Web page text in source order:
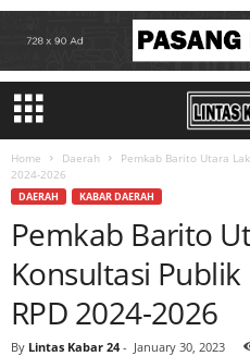
Home Daerah
Pemkab Barito Utara
2024-2026
DAERAH KABAR DAERAH
Pemkab Barito
Konsultasi
RPD 2024-2026
By Lintas Kabar 24- January 30, 2023